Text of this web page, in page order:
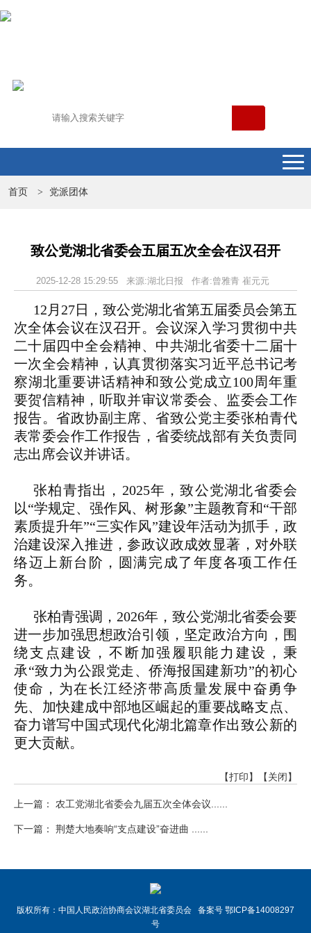
首页 > 党派团体
致公党湖北省委会五届五次全会在汉召开
2025-12-28 15:29:55 来源:湖北日报 作者:曾雅青 崔元元
12月27日，致公党湖北省第五届委员会第五
次全体会议在汉召开。会议深入学习贯彻中共
二十届四中全会精神、中共湖北省委十二届十
一次全会精神，认真贯彻落实习近平总书记考
察湖北重要讲话精神和致公党成立100周年重
要贺信精神，听取并审议常委会、监委会工作
报告。省政协副主席、省致公党主委张柏青代
表常委会作工作报告，省委统战部有关负责同
志出席会议并讲话。
张柏青指出，2025年，致公党湖北省委会
以“学规定、强作风、树形象”主题教育和“干部
素质提升年”“三实作风”建设年活动为抓手，政
治建设深入推进，参政议政成效显著，对外联
络迈上新台阶，圆满完成了年度各项工作任
务。
张柏青强调，2026年，致公党湖北省委会要
进一步加强思想政治引领，坚定政治方向，围
绕支点建设，不断加强履职能力建设，秉
承“致力为公跟党走、侨海报国建新功”的初心
使命，为在长江经济带高质量发展中奋勇争
先、加快建成中部地区崛起的重要战略支点、
奋力谱写中国式现代化湖北篇章作出致公新的
更大贡献。
【打印】 【关闭】
上一篇： 农工党湖北省委会九届五次全体会议......
下一篇： 荆楚大地奏响“支点建设”奋进曲 ......
版权所有：中国人民政治协商会议湖北省委员会 备案号 鄂ICP备14008297
号